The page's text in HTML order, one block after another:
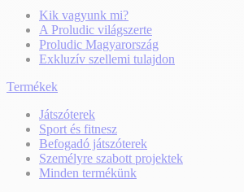
Kik vagyunk mi?
A Proludic világszerte
Proludic Magyarország
Exkluzív szellemi tulajdon
Termékek
Játszóterek
Sport és fitnesz
Befogadó játszóterek
Személyre szabott projektek
Minden termékünk